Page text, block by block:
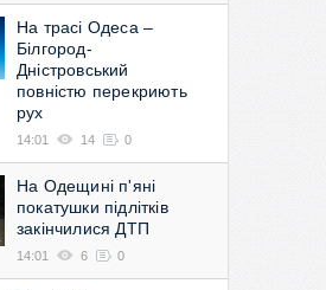
На трасі Одеса –
Білгород-
Дністровський
повністю перекриють
рух
14:01 14 0
На Одещині п'яні
покатушки підлітків
закінчилися ДТП
14:01 6 0